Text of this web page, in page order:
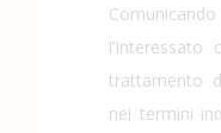
l’Interessato
trattamento
nei termini